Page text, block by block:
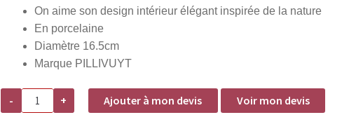
On aime son design intérieur élégant inspirée de la nature
En porcelaine
Diamètre 16.5cm
Marque PILLIVUYT
-
quantité
Assiette
+ Ajouter à mon devis Voir mon devis